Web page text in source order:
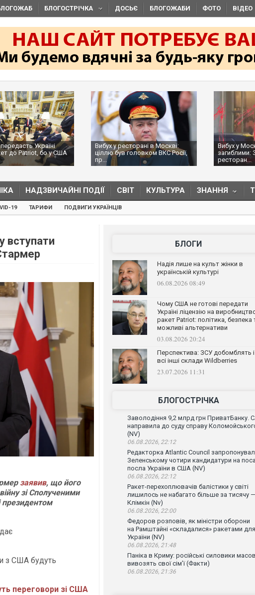
БЛОГОСТРІЧКА ДОСЬЄ БЛОГОЖАБИ ФОТО ВІДЕО
Україні
до Patriot, бо у США
Вибух у ресторані в Москві:
ціллю був головком ВКС Росії,
пр...
Вибух у
загиблими:
ресторан...
НАДЗВИЧАЙНІ ПОДІЇ СВІТ КУЛЬТУРА ЗНАННЯ
19 ТАРИФИ ПОДВИГИ УКРАЇНЦІВ
вступати
заявив, що його
зі Сполученими
президентом
з США будуть
переговори зі США
БЛОГИ
Надія лише на культ жінки в
українській культурі
06.08.2026 08:49
Чому США не готові передати
Україні ліцензію на
ракет Patriot: політика, безпека
можливі альтернативи
03.08.2026 20:24
Перспектива: ЗСУ добомблять і
всі інші склади Wildberries
23.07.2026 11:31
БЛОГОСТРІЧКА
Заволодіння 9,2 млрд грн ПриватБанку.
направила до суду справу
(NV)
06.08.2026, 22:12
Редакторка Atlantic Council
Зеленському чотири кандидатури на
посла України в США (NV)
06.08.2026, 22:12
Ракет-перехоплювачів балістики у світі
лишилось не набагато більше за тисячу —
Клімкін (Nv)
06.08.2026, 22:00
Федоров розповів, як міністри оборони
на Рамштайні «складалися» ракетами для
України (NV)
06.08.2026, 21:48
Паніка в Криму: російські силовики
вивозять свої сім’ї (Факти)
06.08.2026, 21:36